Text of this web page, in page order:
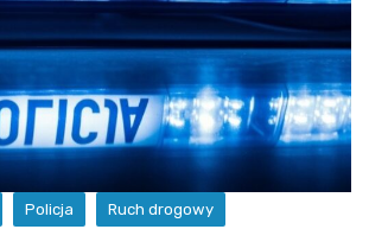
Policja Ruch drogowy